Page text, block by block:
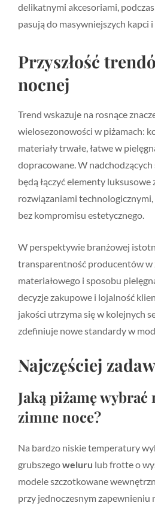
delikatnymi akcesoriami,
pasują do masywniejszych kapci
Przyszłość
nocnej
Trend wskazuje na rosnące
wielosezonowości w piżamach:
materiały trwałe, łatwe w
dopracowane. W
będą łączyć elementy
rozwiązaniami
bez kompromisu estetycznego.
W perspektywie branżowej
transparentność producentów w
materiałowego i sposobu
decyzje zakupowe i lojalność
jakości utrzyma się w kolejnych
zdefiniuje nowe standardy w
Najczęściej
Jaką piżamę wybrać
zimne noce?
Na bardzo niskie temperatury
grubszegoweluru lub frotte o
modele szczotkowane
przy jednoczesnym zapewnieniu